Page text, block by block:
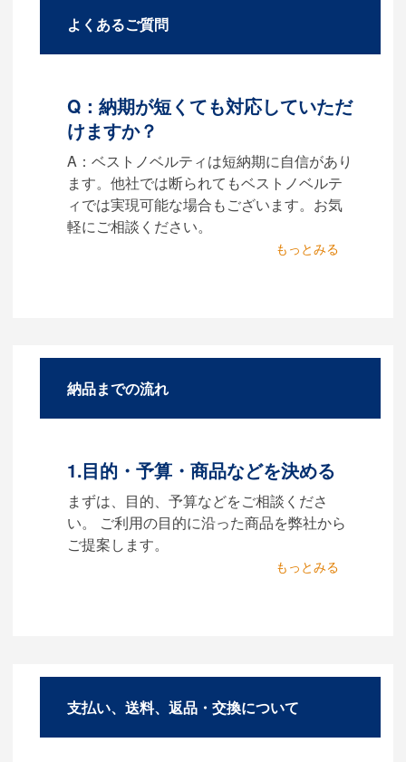
よくあるご質問
Q：納期が短くても対応していただ
けますか？
A：ベストノベルティは短納期に自信があり
ます。他社では断られてもベストノベルテ
ィでは実現可能な場合もございます。お気
軽にご相談ください。
Adobe illustratorのaiファイル
をお持ちであれればそのまま
Q：ウェブサイトに掲載
されていないオリジナル
のノベルティを製作した
談ください。
よくあるご質問をもっとみる
納品までの流れ
1.目的・予算・商品などを決める
まずは、目的、予算などをご相談くださ
い。 ご利用の目的に沿った商品を弊社から
ご提案します。
を弊社からお出しします。
3.発注・データ入稿
支払い、送料、返品・交換について